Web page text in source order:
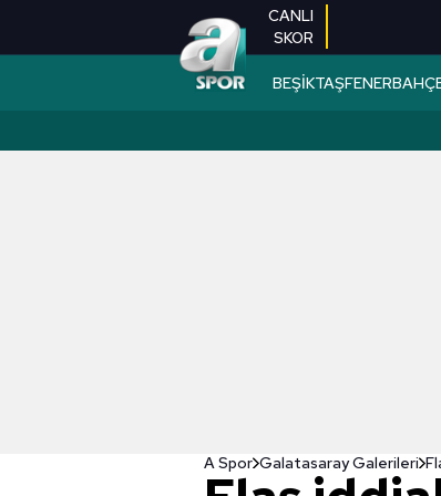
CANLI
SKOR
BEŞİKTAŞ
A Spor Galatasaray Galerileri